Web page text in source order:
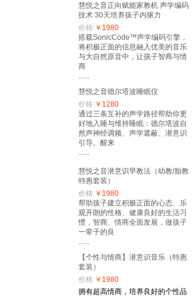
慧悦之音正向赋能家教机 声学编码
技术 30天培养孩子内驱力
价格: ￥1980
搭载SonicCode™声学编码引擎，
将积极正面的信息融入优美的音乐
与大自然原音中，让孩子智商与情
商
......
慧悦之音德尔塔波睡眠仪
价格: ￥1280
通过三条互补的声学路径帮助你更
好地入睡与维持睡眠：德尔塔波自
然声神经调频、声学遮蔽、潜意识
引导。醒来
......
慧悦之音潜意识早教法（幼教/胎教
特惠套装）
价格: ￥1980
帮助孩子建立积极正面的心态、乐
观开朗的性格、健康良好的生活习
惯，智商、情商全面发展，做孩子
一辈子的良
......
【个性与情商】潜意识音乐（特惠
套装）
价格: ￥1980
拥有超高情商，培养良好的个性品